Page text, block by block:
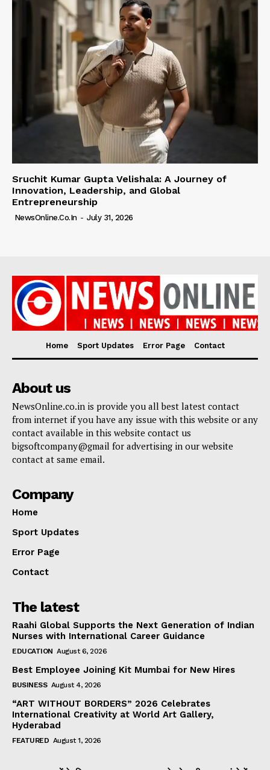
Sruchit Kumar Gupta Velishala: A Journey of
Innovation, Leadership, and Global
Entrepreneurship
NewsOnline.co.in - July 31, 2026
Home Sport Updates Error Page Contact
About us
NewsOnline.co.in is provide you all best latest contact
from internet if you have any issue with this website or any
contact available in this website contact us
bigsoftcompany@gmail for advertising in our website
contact at same email.
Company
Home
Sport Updates
Error Page
Contact
The latest
Raahi Global Supports the Next Generation of Indian
Nurses with International Career Guidance
EDUCATION August 6, 2026
Best Employee Joining Kit Mumbai for New Hires
BUSINESS August 4, 2026
“ART WITHOUT BORDERS” 2026 Celebrates
International Creativity at World Art Gallery,
Hyderabad
FEATURED August 1, 2026